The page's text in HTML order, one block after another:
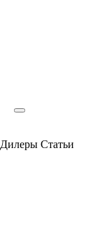
Дилеры Статьи